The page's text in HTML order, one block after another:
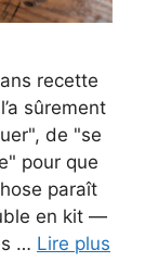
recette
sûrement
de "se
pour que
paraît
en kit —
… Lire plus